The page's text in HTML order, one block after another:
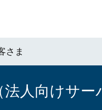
さま
人向けサー